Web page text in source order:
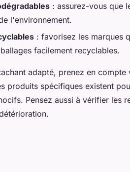
: assurez-vous que
l'environnement.
: favorisez les marques
facilement recyclables.
adapté, prenez en compte
produits spécifiques existent
Pensez aussi à vérifier les